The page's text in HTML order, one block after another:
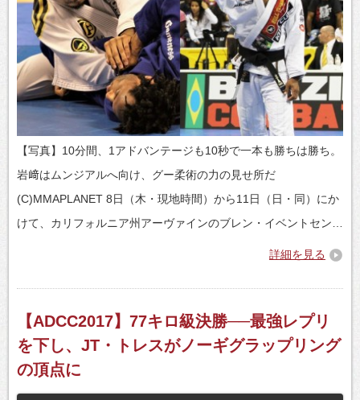
【写真】10分間、1アドバンテージも10秒で一本も勝ちは勝ち。
岩﨑はムンジアルへ向け、グー柔術の力の見せ所だ
(C)MMAPLANET 8日（木・現地時間）から11日（日・同）にか
けて、カリフォルニア州アーヴァインのブレン・イベントセン…
詳細を見る
【ADCC2017】77キロ級決勝──最強レプリ
を下し、JT・トレスがノーギグラップリング
の頂点に